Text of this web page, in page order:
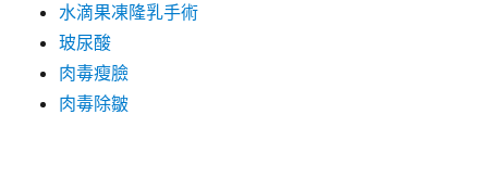
水滴果凍隆乳手術
玻尿酸
肉毒瘦臉
肉毒除皺